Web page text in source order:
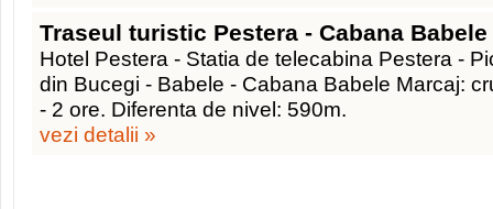
Traseul turistic Pestera - Cabana Babele
Hotel Pestera - Statia de telecabina Pestera -
din Bucegi - Babele - Cabana Babele Marcaj:
- 2 ore. Diferenta de nivel: 590m.
vezi detalii »